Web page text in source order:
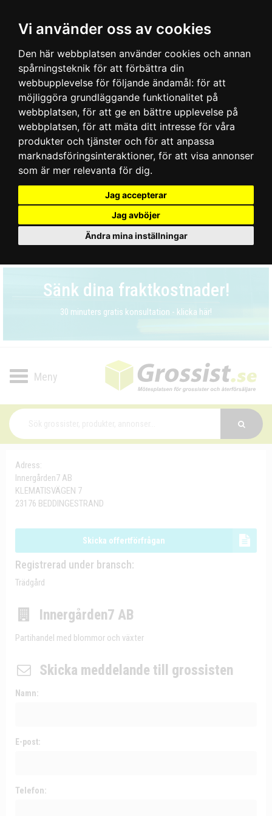
Vi använder oss av cookies
Den här webbplatsen använder cookies och annan
spårningsteknik för att förbättra din
webbupplevelse för följande ändamål: för att
möjliggöra grundläggande funktionalitet på
webbplatsen, för att ge en bättre upplevelse på
webbplatsen, för att mäta ditt intresse för våra
produkter och tjänster och för att anpassa
marknadsföringsinteraktioner, för att visa annonser
som är mer relevanta för dig.
Jag accepterar
Jag avböjer
Ändra mina inställningar
Sänk dina fraktkostnader!
30 minuters gratis konsultation - klicka här!
Toggle
Adress:
Innergården7 AB
KLEMATISVÄGEN 7
23176 BEDDINGESTRAND
Skicka offertförfrågan
Registrerad under bransch:
Trädgård
Innergården7 AB
Partihandel med blommor och växter
Skicka meddelande till grossisten
Namn:
E-post:
Telefon: